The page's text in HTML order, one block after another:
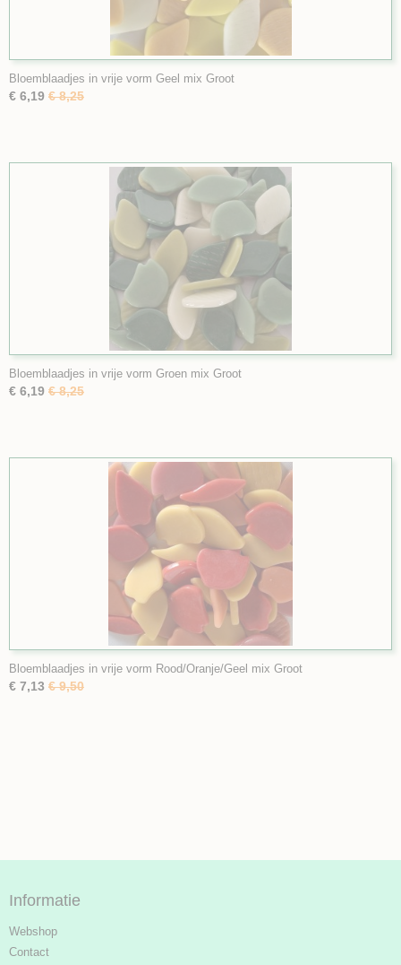
Bloemblaadjes in vrije vorm Geel mix Groot
€ 6,19 € 8,25
Bloemblaadjes in vrije vorm Groen mix Groot
€ 6,19 € 8,25
Bloemblaadjes in vrije vorm Rood/Oranje/Geel mix Groot
€ 7,13 € 9,50
Informatie
Webshop
Contact